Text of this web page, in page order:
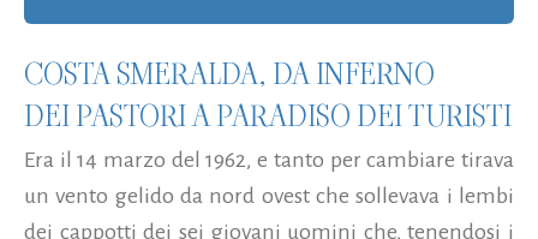
COSTA SMERALDA, DA INFERNO
DEI PASTORI A PARADISO DEI TURISTI
Era il 14 marzo del 1962, e tanto per cambiare tirava
un vento gelido da nord ovest che sollevava i lembi
dei cappotti dei sei giovani uomini che, tenendosi i